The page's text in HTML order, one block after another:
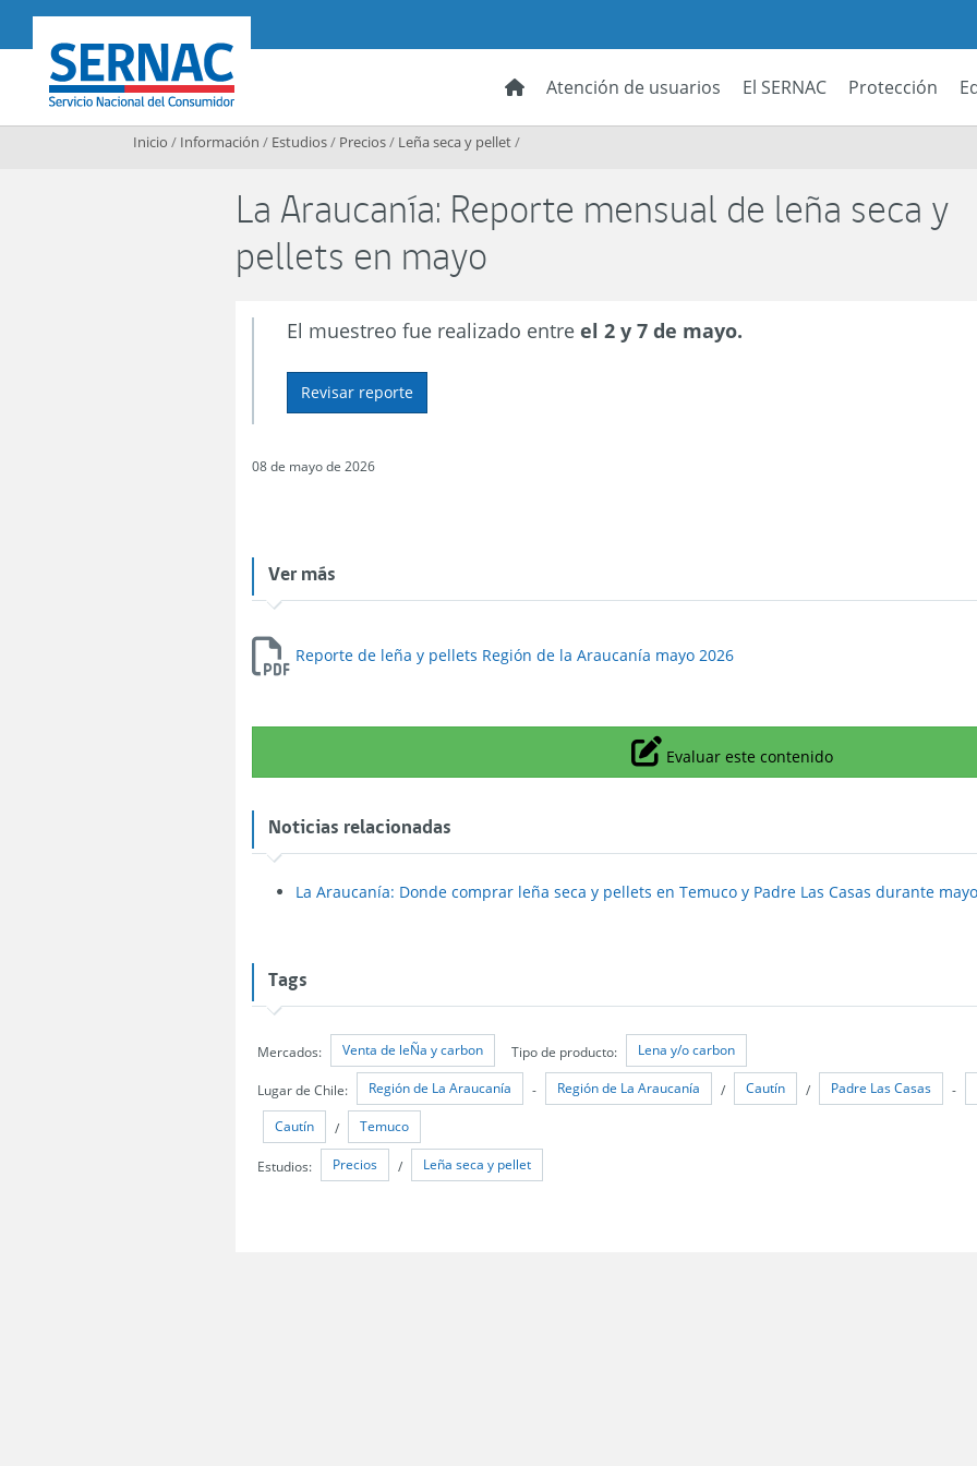
SERNAC
Atención de usuarios El SERNAC Protección
Inicio / Información / Estudios/ Precios/ Leña seca y pellet/
La Araucanía: Reporte mensual de leña seca y
pellets en mayo
El muestreo fue realizado entreel 2 y 7 de mayo.
Revisar reporte
08 de mayo de 2026
Ver más
Reporte de leña y pellets Región de la Araucanía mayo 2026
Icono
Evaluar este contenido
Noticias relacionadas
La Araucanía: Donde comprar leña seca y pellets en Temuco y Padre Las Casas durante
Tags
Mercados: Venta de leÑa y carbon Tipo de producto: Lena y/o carbon
Lugar de Chile: Región de La Araucanía - Región de La Araucanía / Cautín / Padre Las Casas -
Cautín / Temuco
Estudios: Precios / Leña seca y pellet